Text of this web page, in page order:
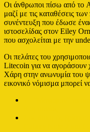
Οι άνθρωποι πίσω από το
μαζί με τις καταθέσεις
συνέντευξη που έδωσε
ιστοσελίδας στον Eiley
που ασχολείται με την
Οι πελάτες του
Litecoin για να αγοράσουν
Χάρη στην ανωνυμία του
εικονικό νόμισμα μπορεί